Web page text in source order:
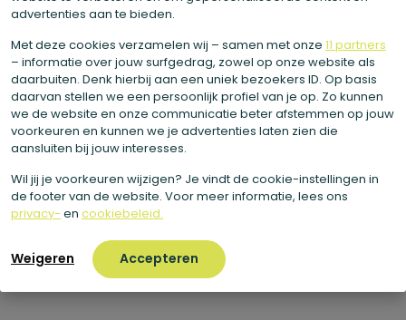
advertenties aan te bieden.
Met deze cookies verzamelen wij – samen met onze 11 partners
– informatie over jouw surfgedrag, zowel op onze website als
daarbuiten. Denk hierbij aan een uniek bezoekers ID. Op basis
daarvan stellen we een persoonlijk profiel van je op. Zo kunnen
we de website en onze communicatie beter afstemmen op jouw
voorkeuren en kunnen we je advertenties laten zien die
aansluiten bij jouw interesses.
Wil jij je voorkeuren wijzigen? Je vindt de cookie-instellingen in
de footer van de website. Voor meer informatie, lees ons
privacy- en cookiebeleid.
Weigeren Accepteren
beta-caroteen, lycopeen, luteïne, cryptoxanthine en
Deel dit ingrediënt met je vrienden